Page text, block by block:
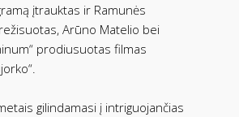
įtrauktas ir Ramunės
Arūno Matelio bei
prodiusuotas filmas
gilindamasi į intriguojančias